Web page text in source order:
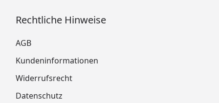
Rechtliche Hinweise
AGB
Kundeninformationen
Widerrufsrecht
Datenschutz